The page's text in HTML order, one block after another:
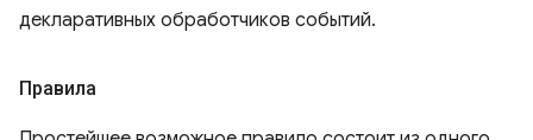
декларативных обработчиков событий.
Правила